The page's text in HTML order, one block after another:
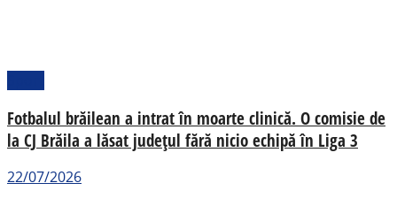
Fotbalul brăilean a intrat în moarte clinică. O comisie de
la CJ Brăila a lăsat județul fără nicio echipă în Liga 3
22/07/2026